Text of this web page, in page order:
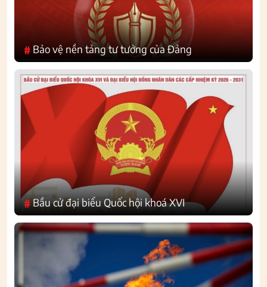
# Bảo vệ nền tảng tư tưởng của Đảng
#Bầu cử đại biểu Quốc hội khoá XVI